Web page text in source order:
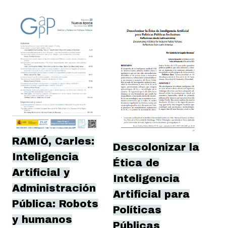
RAMIÓ, Carles:
Inteligencia
Artificial y
Administración
Pública: Robots
y humanos
Descolonizar la
Ética de
Inteligencia
Artificial para
Políticas
Públicas